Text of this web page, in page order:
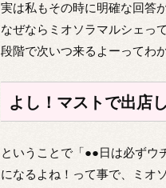
実は私もその時に明確な回答
なぜならミオソラマルシェっ
段階で次いつ来るよーってわ
よし！マストで出店
ということで「●●日は必ずウ
になるよね！って事で、ミオ